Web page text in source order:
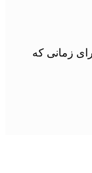
زمانی که